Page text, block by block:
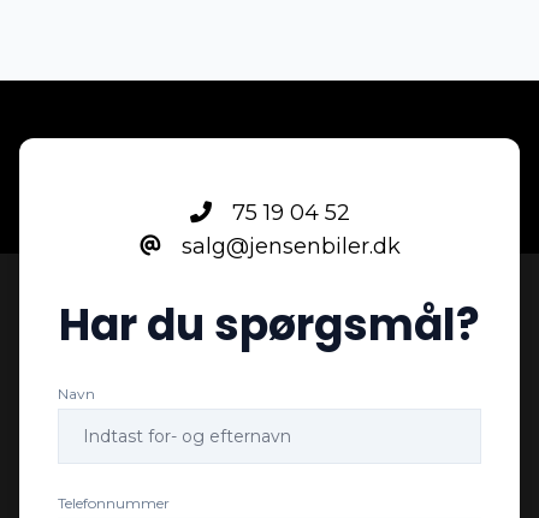
75 19 04 52
salg@jensenbiler.dk
Har du spørgsmål?
Navn
Telefonnummer